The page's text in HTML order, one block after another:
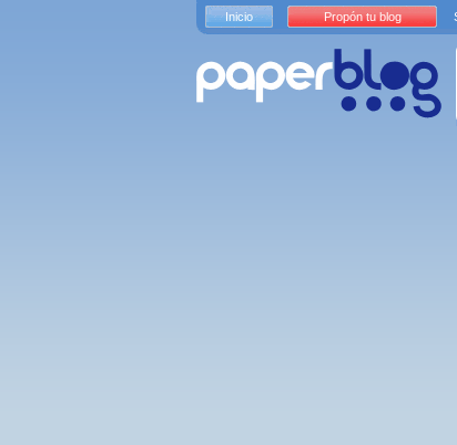
Inicio Propón tu blog